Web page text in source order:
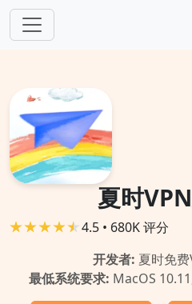
跳转到主要内容
夏时
4.5 • 680K 评分
开发者: 夏时免
最低系统要求: MacOS